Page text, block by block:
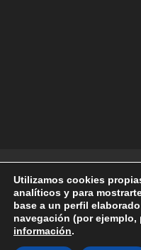
Condiciones
Utilizamos cookies
analíticos y para
base a un perfil
navegación (por
información.